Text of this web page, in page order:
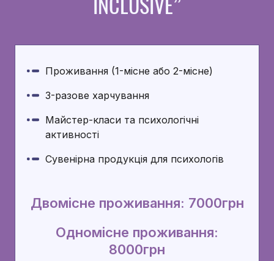
Проживання (1-місне або 2-місне)
3-разове харчування
Майстер-класи та психологічні
активності
Сувенірна продукція для психологів
Двомісне проживання: 7000грн
Одномісне проживання:
8000грн